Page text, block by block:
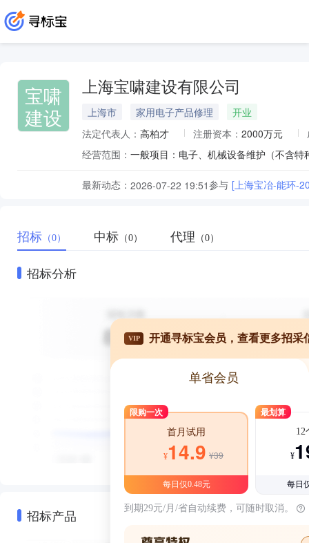
宝啸
建设
上海宝啸建设有限公司
上海市 家用电子产品修理
开业
法定代表人： 高柏才 注册资本： 2000万元
经营范围：
最新动态： 2026-07-22 19:51参与 [上海宝冶-能环-
招标 （0） 中标 （0） 代理 （0）
招标分析
招标产品
VIP 开通寻标宝会员，查看更多招采
单省会员
限购一次
首月试用
¥14.9 ¥39
每日仅0.48元
最划算
12
¥
每日
到期29元/月/省自动续费，可随时取消。